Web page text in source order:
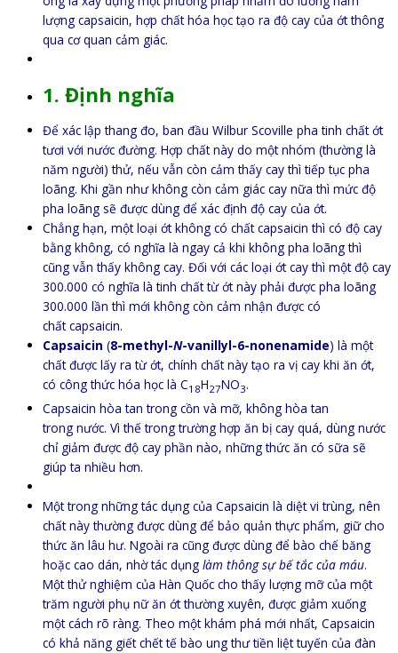
lượng capsaicin, hợp chất hóa học tạo ra độ cay của ớt thông
qua cơ quan cảm giác.
1. Định nghĩa
Để xác lập thang đo, ban đầu Wilbur Scoville pha tinh chất ớt
tươi với nước đường. Hợp chất này do một nhóm (thường là
năm người) thử, nếu vẫn còn cảm thấy cay thì tiếp tục pha
loãng. Khi gần như không còn cảm giác cay nữa thì mức độ
pha loãng sẽ được dùng để xác định độ cay của ớt.
Chẳng hạn, một loại ớt không có chất capsaicin thì có độ cay
bằng không, có nghĩa là ngay cả khi không pha loãng thì
cũng vẫn thấy không cay. Đối với các loại ớt cay thì một độ cay
300.000 có nghĩa là tinh chất từ ớt này phải được pha loãng
300.000 lần thì mới không còn cảm nhận được có
chất capsaicin.
Capsaicin (8-methyl-N-vanillyl-6-nonenamide) là một
chất được lấy ra từ ớt, chính chất này tạo ra vị cay khi ăn ớt,
có công thức hóa học là C18H27NO3.
Capsaicin hòa tan trong cồn và mỡ, không hòa tan
trong nước. Vì thế trong trường hợp ăn bị cay quá, dùng nước
chỉ giảm được độ cay phần nào, những thức ăn có sữa sẽ
giúp ta nhiều hơn.
Một trong những tác dụng của Capsaicin là diệt vi trùng, nên
chất này thường được dùng để bảo quản thực phẩm, giữ cho
thức ăn lâu hư. Ngoài ra cũng được dùng để bào chế băng
hoặc cao dán, nhờ tác dụng làm thông sự bế tắc của máu.
Một thử nghiệm của Hàn Quốc cho thấy lượng mỡ của một
trăm người phụ nữ ăn ớt thường xuyên, được giảm xuống
một cách rõ ràng. Theo một khám phá mới nhất, Capsaicin
có khả năng giết chết tế bào ung thư tiền liệt tuyến của đàn